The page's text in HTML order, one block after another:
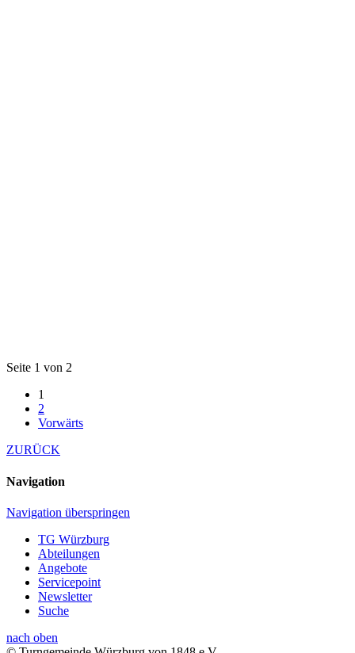
Seite 1 von 2
1
2
Vorwärts
ZURÜCK
Navigation
Navigation überspringen
TG Würzburg
Abteilungen
Angebote
Servicepoint
Newsletter
Suche
nach oben